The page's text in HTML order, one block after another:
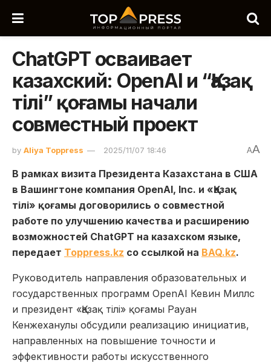
ChatGPT осваивает
казахский: OpenAI и “Қазақ
тілі” қоғамы начали
совместный проект
by Aliya Toppress 2025/11/07 18:46 AA
В рамках визита Президента Казахстана в США
в Вашингтоне компания OpenAI, Inc. и «Қазақ
тілі» қоғамы договорились о совместной
работе по улучшению качества и расширению
возможностей ChatGPT на казахском языке,
передает Toppress.kz со ссылкой на BAQ.kz.
Руководитель направления образовательных и
государственных программ OpenAI Кевин Миллс
и президент «Қазақ тілі» қоғамы Рауан
Кенжеханулы обсудили реализацию инициатив,
направленных на повышение точности и
эффективности работы искусственного